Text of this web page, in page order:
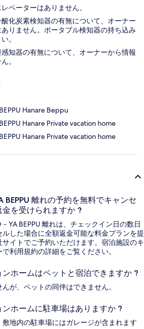
ベーターはありません。
化炭素検知器の有無について、オーナー
りません。ポータブル検知器の持ち込み
。
知器の有無について、オーナーから情報
。
Hanare Beppu
Hanare Private vacation home
Hanare Private vacation home
BEPPU 離れの予約を無料でキャンセ
を受けられますか ?
YA BEPPU 離れは、チェックイン日の数日
した場合に全額返金可能な料金プランを提
イトでご予約いただけます。宿泊施設のキ
利用規約の詳細をご覧ください。
ンホームはペットと宿泊できますか ?
が、ペットの同伴はできません。
ンホームに駐車場はありますか ?
敷地内の駐車場にはガレージが含まれます